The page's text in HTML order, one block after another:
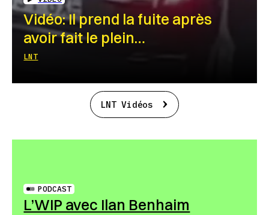
Vidéo: Il prend la fuite après
avoir fait le plein…
LNT
LNT Vidéos
PODCAST
L’WIP avec Ilan Benhaim